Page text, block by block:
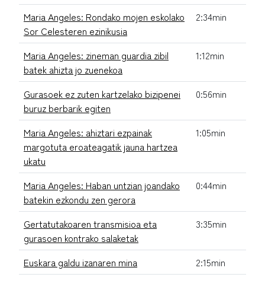
Maria Angeles: Rondako mojen eskolako
Sor Celesteren ezinikusia
2:34min
Maria Angeles: zineman guardia zibil
batek ahizta jo zuenekoa
1:12min
Gurasoek ez zuten kartzelako bizipenei
buruz berbarik egiten
0:56min
Maria Angeles: ahiztari ezpainak
margotuta eroateagatik jauna hartzea
ukatu
1:05min
Maria Angeles: Haban untzian joandako
batekin ezkondu zen gerora
0:44min
Gertatutakoaren transmisioa eta
gurasoen kontrako salaketak
3:35min
Euskara galdu izanaren mina 2:15min